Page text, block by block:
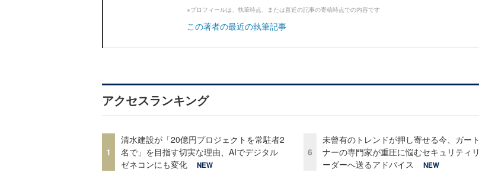
※プロフィールは、執筆時点、または直近の記事の寄稿時点での内容です
この著者の最近の執筆記事
アクセスランキング
1
清水建設が「20億円プロジェクトを常駐者2
名で」を目指す切実な理由、AIでデジタル
ゼネコンにも変化
NEW
6
未曾有のトレンドが押し寄せる今、ガート
ナーの専門家が重圧に悩むセキュリティリ
ーダーへ送るアドバイス
NEW